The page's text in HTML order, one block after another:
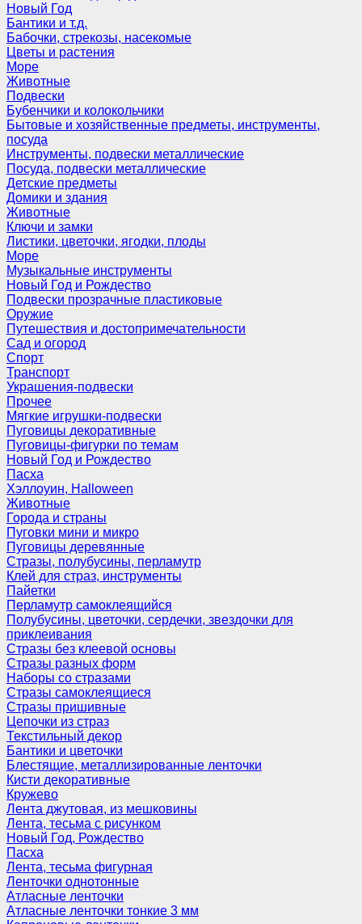
Новый Год
Бантики и т.д.
Бабочки, стрекозы, насекомые
Цветы и растения
Море
Животные
Подвески
Бубенчики и колокольчики
Бытовые и хозяйственные предметы, инструменты,
посуда
Инструменты, подвески металлические
Посуда, подвески металлические
Детские предметы
Домики и здания
Животные
Ключи и замки
Листики, цветочки, ягодки, плоды
Море
Музыкальные инструменты
Новый Год и Рождество
Подвески прозрачные пластиковые
Оружие
Путешествия и достопримечательности
Сад и огород
Спорт
Транспорт
Украшения-подвески
Прочее
Мягкие игрушки-подвески
Пуговицы декоративные
Пуговицы-фигурки по темам
Новый Год и Рождество
Пасха
Хэллоуин, Halloween
Животные
Города и страны
Пуговки мини и микро
Пуговицы деревянные
Стразы, полубусины, перламутр
Клей для страз, инструменты
Пайетки
Перламутр самоклеящийся
Полубусины, цветочки, сердечки, звездочки для
приклеивания
Стразы без клеевой основы
Стразы разных форм
Наборы со стразами
Стразы самоклеящиеся
Стразы пришивные
Цепочки из страз
Текстильный декор
Бантики и цветочки
Блестящие, металлизированные ленточки
Кисти декоративные
Кружево
Лента джутовая, из мешковины
Лента, тесьма с рисунком
Новый Год, Рождество
Пасха
Лента, тесьма фигурная
Ленточки однотонные
Атласные ленточки
Атласные ленточки тонкие 3 мм